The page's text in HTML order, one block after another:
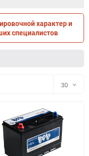
ПО ПАРАМЕТРАМ
характер и
специалистов
30
30
60
90